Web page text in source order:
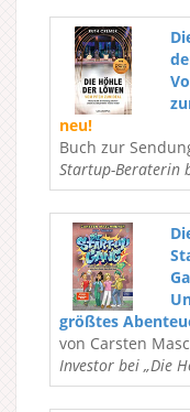
neu!
Buch zur
Startup-Beraterin
größtes
von Carsten
Investor bei „Die